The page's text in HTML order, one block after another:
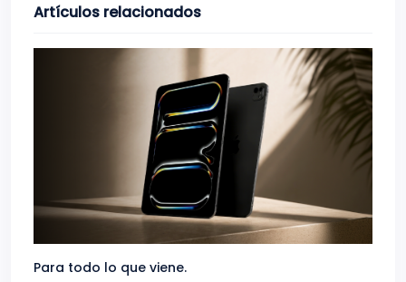
Artículos relacionados
Para todo lo que viene.